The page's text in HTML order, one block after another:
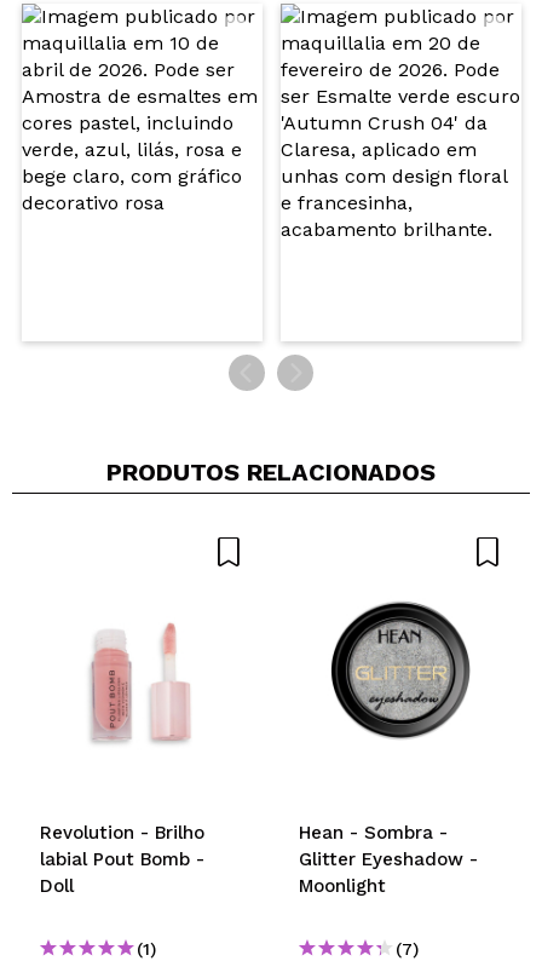
Seu vídeo pode ser o primeiro. Imagine isso...
Recomenda esta compra? Sim Não
ENVIAR
PRODUTOS RELACIONADOS
Revolution - Brilho
labial Pout Bomb -
Doll
(1)
Hean - Sombra -
Glitter Eyeshadow -
Moonlight
(7)